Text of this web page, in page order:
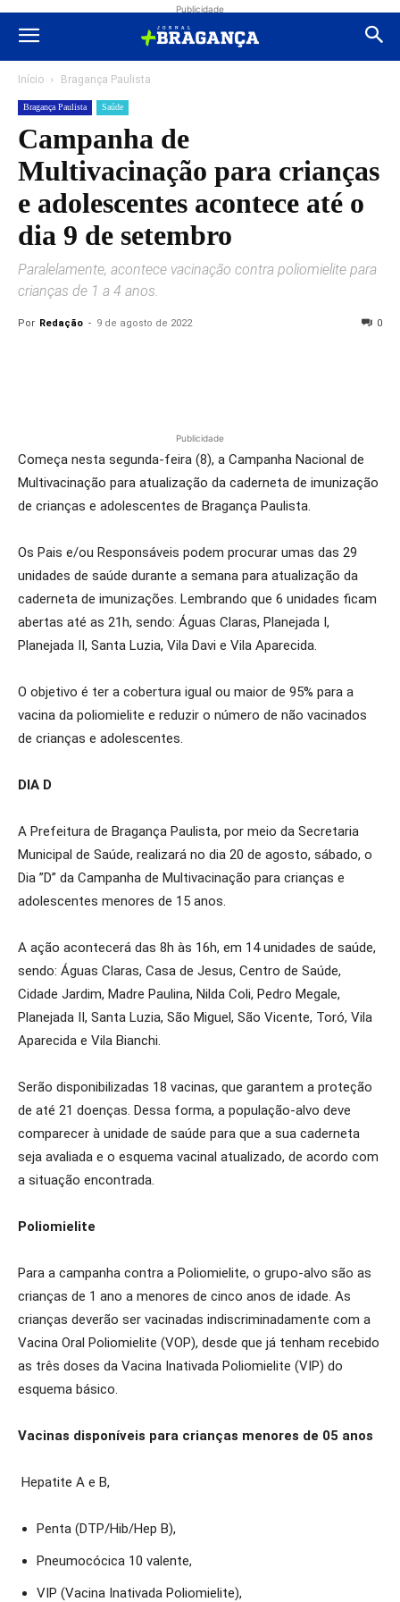
Publicidade
Início Bragança Paulista
Bragança Paulista Saúde
Campanha de
Multivacinação para crianças
e adolescentes acontece até o
dia 9 de setembro
Paralelamente, acontece vacinação contra poliomielite para
crianças de 1 a 4 anos.
Por Redação - 9 de agosto de 2022 0
Publicidade
Começa nesta segunda-feira (8), a Campanha Nacional de
Multivacinação para atualização da caderneta de imunização
de crianças e adolescentes de Bragança Paulista.
Os Pais e/ou Responsáveis podem procurar umas das 29
unidades de saúde durante a semana para atualização da
caderneta de imunizações. Lembrando que 6 unidades ficam
abertas até as 21h, sendo: Águas Claras, Planejada I,
Planejada II, Santa Luzia, Vila Davi e Vila Aparecida.
O objetivo é ter a cobertura igual ou maior de 95% para a
vacina da poliomielite e reduzir o número de não vacinados
de crianças e adolescentes.
DIA D
A Prefeitura de Bragança Paulista, por meio da Secretaria
Municipal de Saúde, realizará no dia 20 de agosto, sábado, o
Dia ”D” da Campanha de Multivacinação para crianças e
adolescentes menores de 15 anos.
A ação acontecerá das 8h às 16h, em 14 unidades de saúde,
sendo: Águas Claras, Casa de Jesus, Centro de Saúde,
Cidade Jardim, Madre Paulina, Nilda Coli, Pedro Megale,
Planejada II, Santa Luzia, São Miguel, São Vicente, Toró, Vila
Aparecida e Vila Bianchi.
Serão disponibilizadas 18 vacinas, que garantem a proteção
de até 21 doenças. Dessa forma, a população-alvo deve
comparecer à unidade de saúde para que a sua caderneta
seja avaliada e o esquema vacinal atualizado, de acordo com
a situação encontrada.
Poliomielite
Para a campanha contra a Poliomielite, o grupo-alvo são as
crianças de 1 ano a menores de cinco anos de idade. As
crianças deverão ser vacinadas indiscriminadamente com a
Vacina Oral Poliomielite (VOP), desde que já tenham recebido
as três doses da Vacina Inativada Poliomielite (VIP) do
esquema básico.
Vacinas disponíveis para crianças menores de 05 anos
Hepatite A e B,
Penta (DTP/Hib/Hep B),
Pneumocócica 10 valente,
VIP (Vacina Inativada Poliomielite),